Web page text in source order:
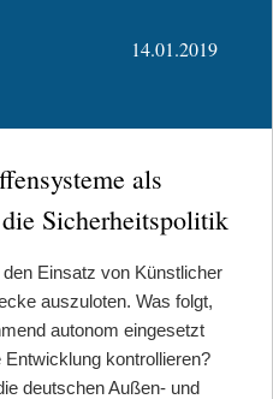
14.01.2019
als
Sicherheitspolitik
Einsatz von Künstlicher
auszuloten. Was folgt,
autonom eingesetzt
kontrollieren?
deutschen Außen- und